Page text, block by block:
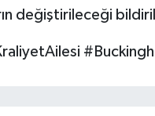
değiştirileceği